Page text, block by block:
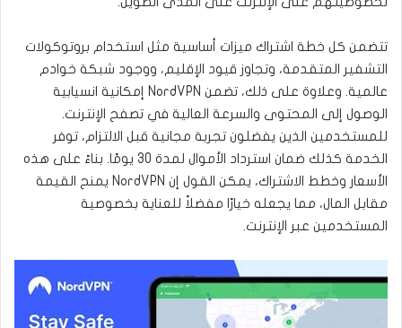
تتضمن كل خطة اشتراك ميزات أساسية مثل استخدام بروتوكولات
التشفير المتقدمة، وتجاوز قيود الإقليم، ووجود شبكة خوادم
عالمية. وعلاوة على ذلك، تضمن NordVPN إمكانية انسيابية
الوصول إلى المحتوى والسرعة العالية في تصفح الإنترنت.
للمستخدمين الذين يفضلون تجربة مجانية قبل الالتزام، توفر
الخدمة كذلك ضمان استرداد الأموال لمدة 30 يومًا. بناءً على هذه
الأسعار وخطط الاشتراك، يمكن القول إن NordVPN يمنح القيمة
مقابل المال، مما يجعله خيارًا مفضلاً للعناية بخصوصية
المستخدمين عبر الإنترنت.